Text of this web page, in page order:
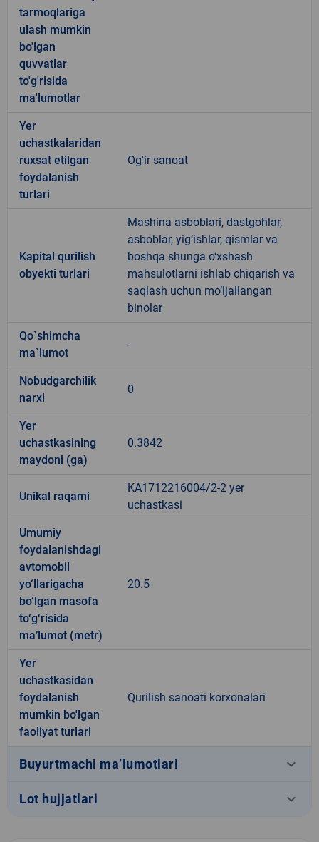
tarmoqlariga
ulash mumkin
bo'lgan
quvvatlar
to'g'risida
ma'lumotlar
Yer
uchastkalaridan
ruxsat etilgan
foydalanish
turlari
Og'ir sanoat
Kapital qurilish
obyekti turlari
Mashina asboblari, dastgohlar,
asboblar, yig‘ishlar, qismlar va
boshqa shunga o‘xshash
mahsulotlarni ishlab chiqarish va
saqlash uchun mo‘ljallangan
binolar
Qo`shimcha
ma`lumot
-
Nobudgarchilik
narxi
0
Yer
uchastkasining
maydoni (ga)
0.3842
Unikal raqami
KA1712216004/2-2 yer
uchastkasi
Umumiy
foydalanishdagi
avtomobil
yo‘llarigacha
bo‘lgan masofa
to‘g‘risida
ma’lumot (metr)
20.5
Yer
uchastkasidan
foydalanish
mumkin bo'lgan
faoliyat turlari
Qurilish sanoati korxonalari
Buyurtmachi ma’lumotlari keyboard_arrow_down
Lot hujjatlari keyboard_arrow_down